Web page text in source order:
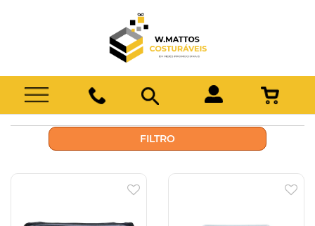
FILTRO